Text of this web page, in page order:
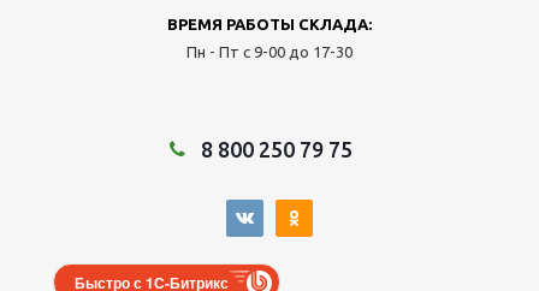
ВРЕМЯ РАБОТЫ СКЛАДА:
Пн - Пт с 9-00 до 17-30
8 800 250 79 75
Быстро с 1С-Битрикс